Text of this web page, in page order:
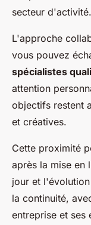
secteur d'activité.
L'approche
vous pouvez
spécialistes
attention
objectifs restent
et créatives.
Cette proximité
après la mise en
jour et
la continuité,
entreprise et ses